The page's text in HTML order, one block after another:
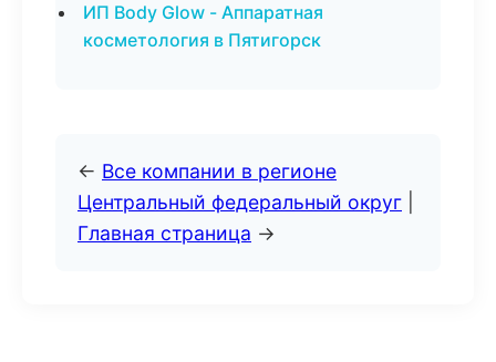
ИП Body Glow - Аппаратная
косметология в Пятигорск
← Все компании в регионе
Центральный федеральный округ
Главная страница →